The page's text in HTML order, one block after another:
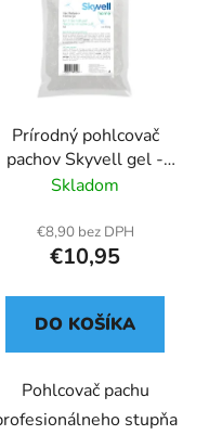
Prírodný pohlcovač
pachov Skyvell gel -
náhradná náplň, 250 g
Skladom
€8,90 bez DPH
€10,95
DO KOŠÍKA
Pohlcovač pachu
stupňa